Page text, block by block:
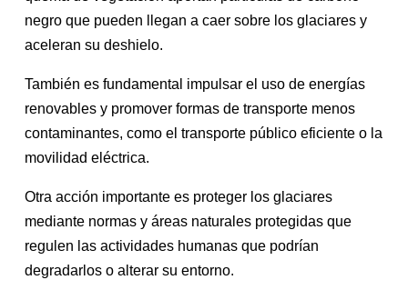
negro que pueden llegan a caer sobre los glaciares y
aceleran su deshielo.
También es fundamental impulsar el uso de energías
renovables y promover formas de transporte menos
contaminantes, como el transporte público eficiente o la
movilidad eléctrica.
Otra acción importante es proteger los glaciares
mediante normas y áreas naturales protegidas que
regulen las actividades humanas que podrían
degradarlos o alterar su entorno.